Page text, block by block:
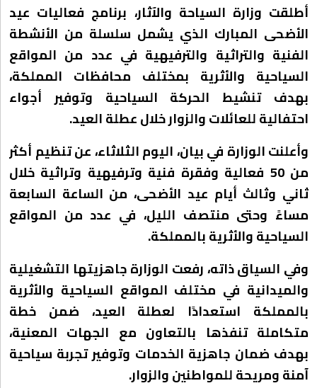
أطلقت وزارة السياحة والآثار، برنامج فعاليات عيد
الأضحى المبارك الذي يشمل سلسلة من الأنشطة
الفنية والتراثية والترفيهية في عدد من المواقع
السياحية والأثرية بمختلف محافظات المملكة،
بهدف تنشيط الحركة السياحية وتوفير أجواء
احتفالية للعائلات والزوار خلال عطلة العيد.
وأعلنت الوزارة في بيان، اليوم الثلاثاء، عن تنظيم أكثر
من 50 فعالية وفقرة فنية وترفيهية وتراثية خلال
ثاني وثالث أيام عيد الأضحى، من الساعة السابعة
مساءً وحتى منتصف الليل، في عدد من المواقع
السياحية والأثرية بالمملكة.
وفي السياق ذاته، رفعت الوزارة جاهزيتها التشغيلية
والميدانية في مختلف المواقع السياحية والأثرية
بالمملكة استعدادًا لعطلة العيد، ضمن خطة
متكاملة تنفذها بالتعاون مع الجهات المعنية،
بهدف ضمان جاهزية الخدمات وتوفير تجربة سياحية
آمنة ومريحة للمواطنين والزوار.